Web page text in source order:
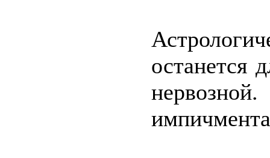
останется